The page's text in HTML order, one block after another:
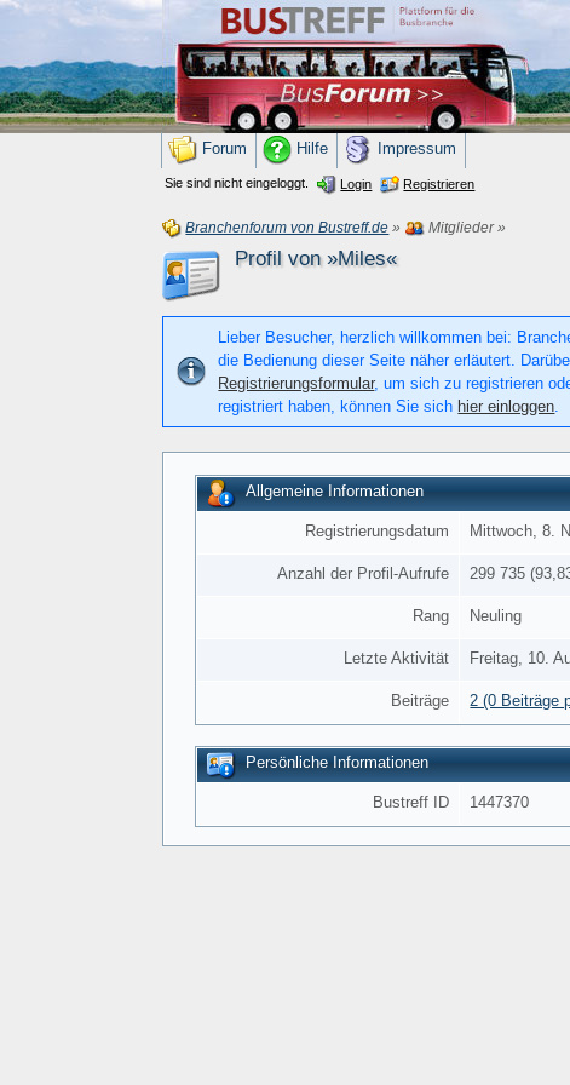
Forum Hilfe Impressum
Sie sind nicht eingeloggt. Login Registrieren
Branchenforum von Bustreff.de » Mitglieder»
Profil von »Miles«
Lieber Besucher, herzlich willkommen bei:
die Bedienung dieser Seite näher erläutert.
Registrierungsformular, um sich zu registrieren
registriert haben, können Sie sich hier einloggen.
Allgemeine Informationen
Registrierungsdatum Mittwoch, 8.
Anzahl der Profil-Aufrufe 299 735
Rang Neuling
Letzte Aktivität Freitag, 10.
Beiträge 2 (0 Beiträge
Persönliche Informationen
Bustreff ID 1447370